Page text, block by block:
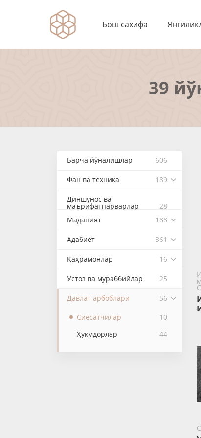
Бош сахифа
39
Барча йўналишлар 606
Фан ва техника 189
Диншунос ва
маърифатпарварлар
28
Маданият
188
Адабиёт 361
Қаҳрамонлар 16
Устоз ва мураббийлар 25
Давлат арбоблари 56
Сиёсатчилар
10
Ҳукмдорлар
44